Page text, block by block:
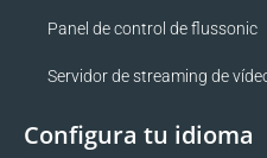
Panel de control de flussonic
Servidor de streaming de
Configura tu idioma